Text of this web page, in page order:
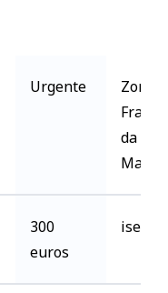
Urgente
300
euros
Zona
Franca
da
isento